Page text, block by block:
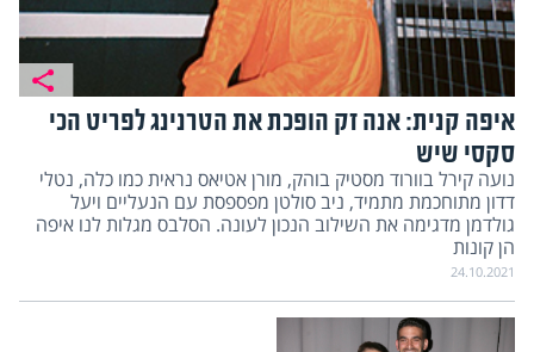
איפה קנית: אנה זק הופכת את הטרנינג לפריט הכי
סקסי שיש
נועה קירל בוורוד מסטיק בוהק, מורן אטיאס נראית כמו כלה, נטלי
דדון מתוחכמת מתמיד, ניב סולטן מפספסת עם הנעליים ויעל
גולדמן מדגימה את השילוב הנכון לעונה. הסלבס מגלות לנו איפה
הן קונות
24.10.2021